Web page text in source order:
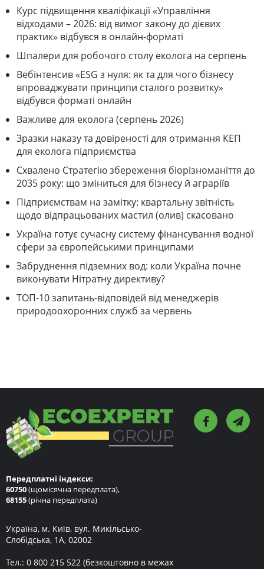
Курс підвищення кваліфікації «Управління
відходами – 2026: від вимог закону до дієвих
практик» відбувся в онлайн-форматі
Шпалери для робочого столу еколога на серпень
Вебінтенсив «ESG з нуля: як та для чого бізнесу
впроваджувати принципи сталого розвитку»
відбувся форматі онлайн
Важливе для еколога (серпень 2026)
Зразки наказу та довіреності для отримання КЕП
для еколога підприємства
Схвалено Стратегію збереження біорізноманіття до
2035 року: що зміниться для бізнесу й аграріїв
Підприємствам на замітку: квартальну звітність
щодо відпрацьованих мастил (олив) скасовано
Україна готує сучасну систему фінансування водної
сфери за європейськими принципами
Забруднення підземних вод: коли Україна почне
виконувати Нітратну директиву?
ТОП-10 запитань-відповідей від менеджерів
природоохоронних служб за червень
Передплатні індекси:
60750(щомісячна передплата),
68155(річна передплата)
Україна, м. Київ, вул. Микільсько-
Слобідська, 1А, 02002
Тел.: 0 800 215 522 (безкоштовно в межах